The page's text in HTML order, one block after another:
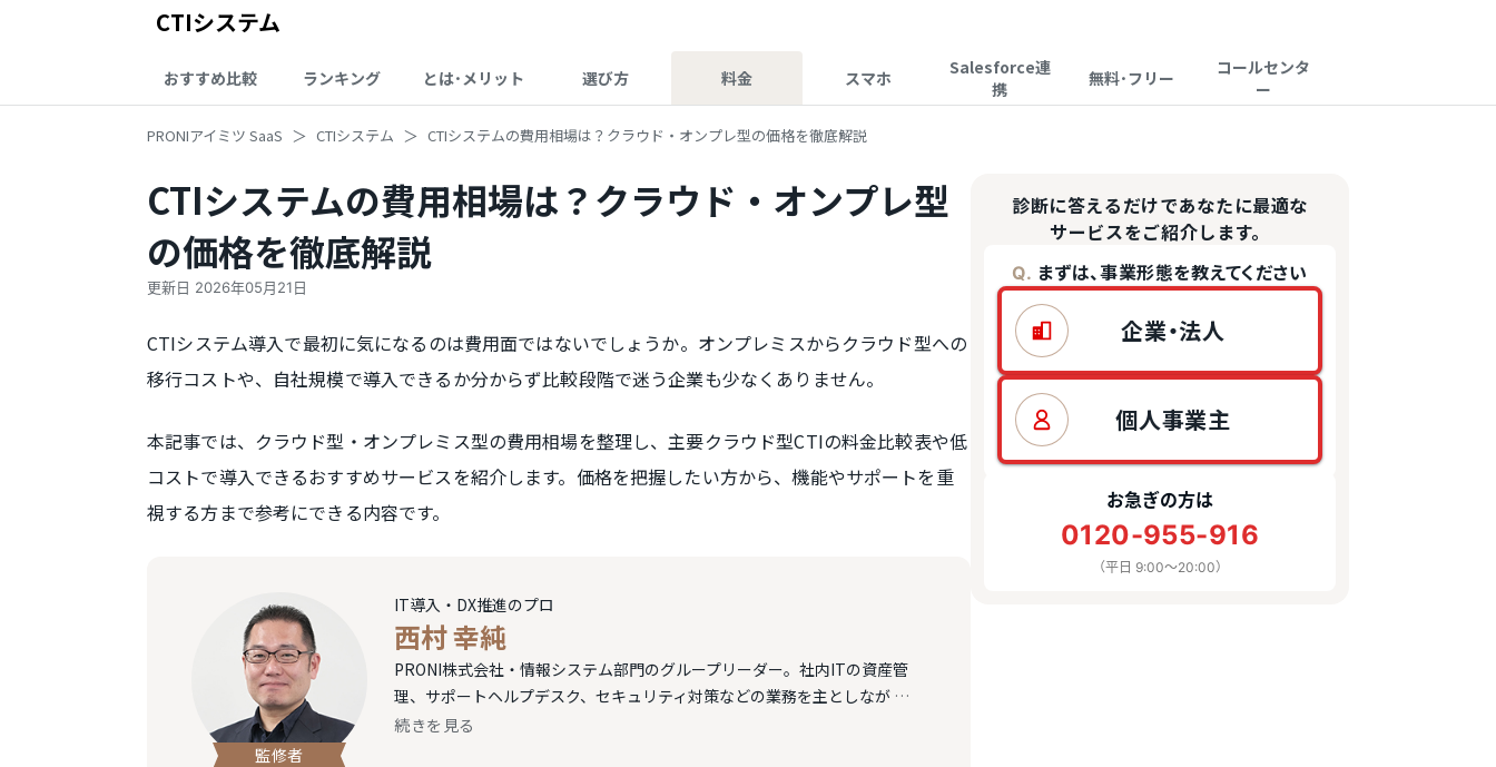
CTIシステム
おすすめ比較 ランキング とは･メリット 選び方 料金 スマホ
Salesforce連
携
無料･フリー
コールセンタ
ー
PRONIアイミツ SaaS CTIシステム CTIシステムの費用相場は？クラウド・オンプレ型の価格を徹底解説
CTIシステムの費用相場は？クラウド・オンプレ型
の価格を徹底解説
更新日 2026年05月21日
CTIシステム導入で最初に気になるのは費用面ではないでしょうか。オンプレミスからクラウド型への
移行コストや、自社規模で導入できるか分からず比較段階で迷う企業も少なくありません。
本記事では、クラウド型・オンプレミス型の費用相場を整理し、主要クラウド型CTIの料金比較表や低
コストで導入できるおすすめサービスを紹介します。価格を把握したい方から、機能やサポートを重
視する方まで参考にできる内容です。
監修者
IT導入・DX推進のプロ
西村 幸純
PRONI株式会社・情報システム部門のグループリーダー。社内ITの資産管
理、サポートヘルプデスク、セキュリティ対策などの業務を主としなが …
続きを見る
診断に答えるだけであなたに最適な
サービスをご紹介します。
Q. まずは、事業形態を教えてください
企業・法人
個人事業主
お急ぎの方は
0120-955-916
（平日 9:00〜20:00）